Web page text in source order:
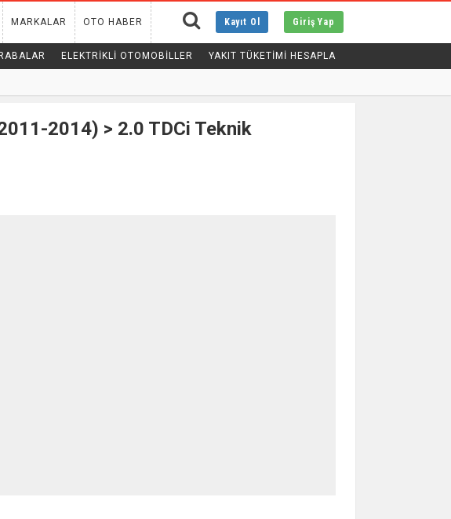
Kayıt Ol Giriş Yap
MARKALAR OTO HABER
ELEKTRIKLI OTOMOBILLER YAKIT TÜKETİMİ HESAPLA
2014) > 2.0 TDCi Teknik